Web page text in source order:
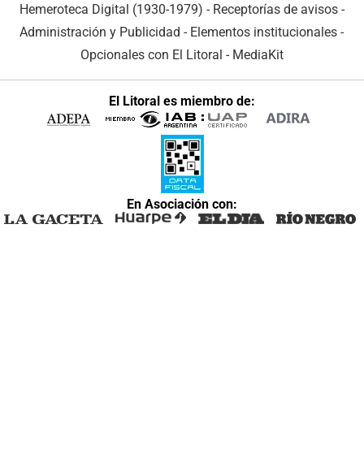
Hemeroteca Digital (1930-1979) - Receptorías de avisos -
Administración y Publicidad - Elementos institucionales -
Opcionales con El Litoral - MediaKit
El Litoral es miembro de:
En Asociación con: